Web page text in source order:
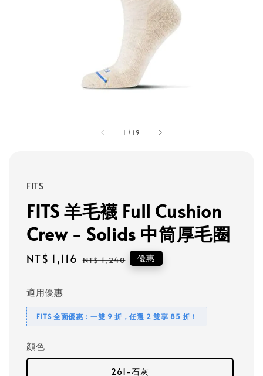
1 / 19
FITS
FITS 羊毛襪 Full Cushion
Crew - Solids 中筒厚毛圈
Sale
NT$ 1,116 Regular
NT$ 1,240 優惠
適用優惠
FITS 全面優惠：一雙 9 折，任選 2 雙享 85 折！
顔色
261-石灰